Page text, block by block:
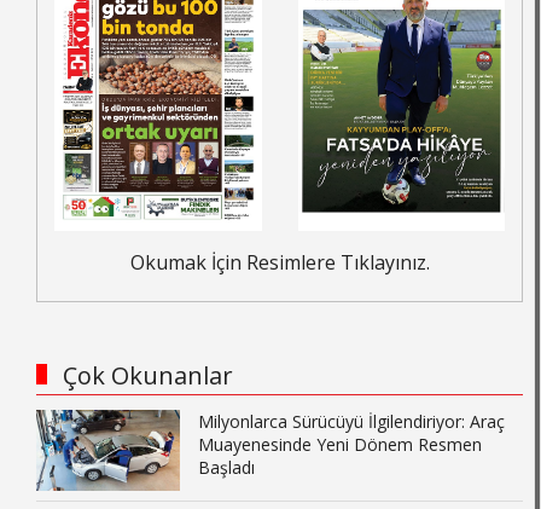
Okumak İçin Resimlere Tıklayınız.
Çok Okunanlar
Milyonlarca Sürücüyü İlgilendiriyor: Araç
Muayenesinde Yeni Dönem Resmen
Başladı